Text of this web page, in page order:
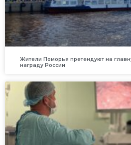
Жители Поморья претендуют на
награду России